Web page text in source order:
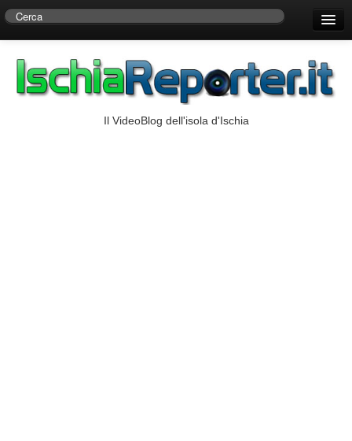
Centro di Ricerche Storiche D’Ambra
Il VideoBlog dell'isola d'Ischia